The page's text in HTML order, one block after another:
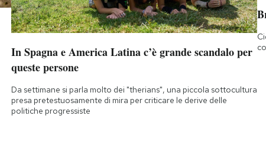
In Spagna e America Latina c’è grande scandalo per
queste persone
Da settimane si parla molto dei "therians", una piccola sottocultura
presa pretestuosamente di mira per criticare le derive delle
politiche progressiste